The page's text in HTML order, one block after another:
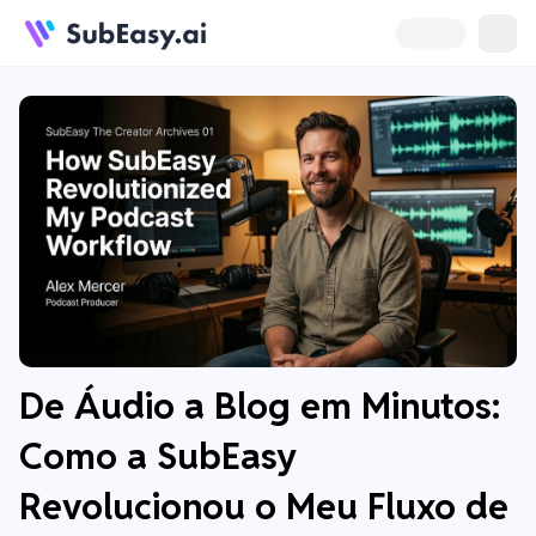
De Áudio a Blog em Minutos:
Como a SubEasy
Revolucionou o Meu Fluxo de